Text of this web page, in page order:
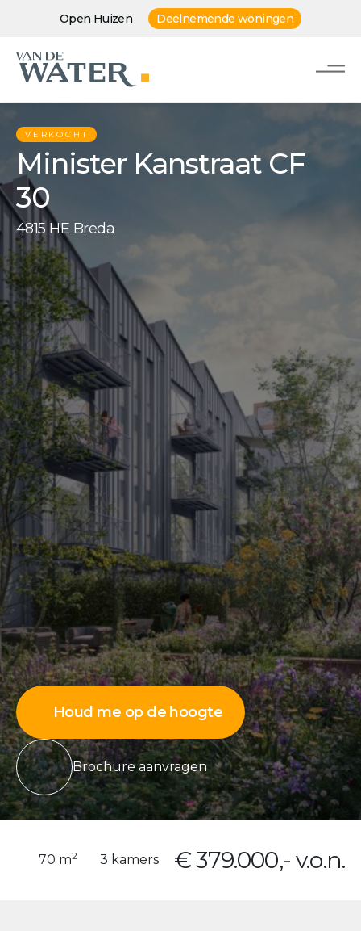
Open Huizen Deelnemende woningen
VERKOCHT
Minister Kanstraat CF
30
4815 HE Breda
Houd me op de hoogte
Brochure aanvragen
70 m2 3 kamers € 379.000,- v.o.n.